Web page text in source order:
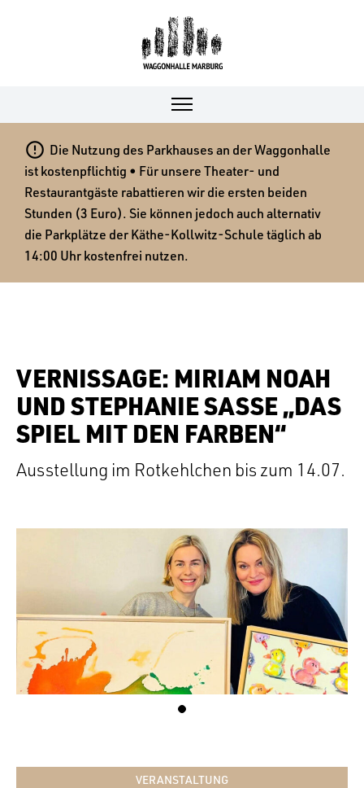
 Die Nutzung des Parkhauses an der Waggonhalle
ist kostenpflichtig • Für unsere Theater- und
Restaurantgäste rabattieren wir die ersten beiden
Stunden (3 Euro). Sie können jedoch auch alternativ
die Parkplätze der Käthe-Kollwitz-Schule täglich ab
14:00 Uhr kostenfrei nutzen.
VERNISSAGE: MIRIAM NOAH
UND STEPHANIE SASSE „DAS
SPIEL MIT DEN FARBEN“
Ausstellung im Rotkehlchen bis zum 14.07.
VERANSTALTUNG